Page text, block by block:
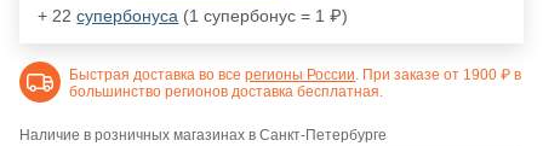
+ 22супербонуса (1 супербонус = 1 ₽)
Быстрая доставка во всерегионы России . При заказе от 1900 ₽ в
большинство регионов доставка бесплатная.
Наличие в розничных магазинах в Санкт-Петербурге